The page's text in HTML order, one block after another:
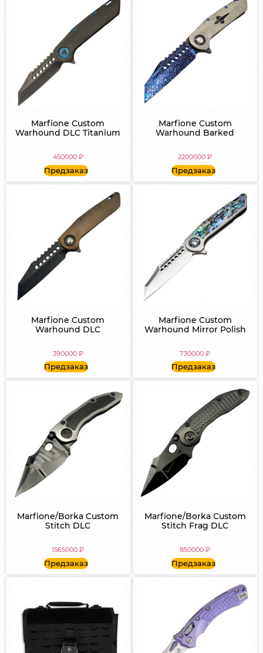
Marfione Custom
Warhound DLC Titanium
450000 ₽
Предзаказ
Marfione Custom
Warhound Barked
2200000₽
Предзаказ
Marfione Custom
Warhound DLC
390000 ₽
Предзаказ
Marfione Custom
Warhound Mirror Polish
730000₽
Предзаказ
Marfione/Borka Custom
Stitch DLC
1565000₽
Предзаказ
Marfione/Borka Custom
Stitch Frag DLC
850000₽
Предзаказ